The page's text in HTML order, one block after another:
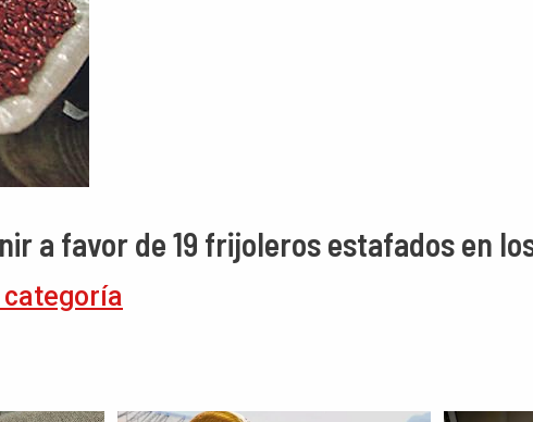
a favor de 19 frijoleros estafados en
categoría